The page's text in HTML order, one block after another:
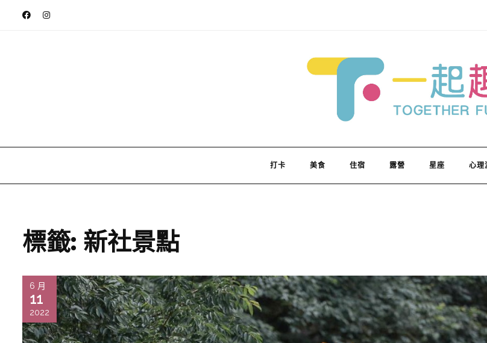
打卡 美食 住宿 露營 星座 心理
標籤: 新社景點
6 月
11
2022